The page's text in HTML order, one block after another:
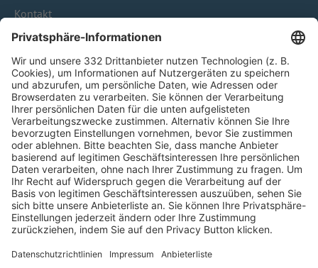
Kontakt
HÄUFIG BESUCHTE SEITEN
Pässe und Vereinswechsel
Trainerausbildung
Schulungsangebot Vereinsmitarbeiter
BFV-Geschäftsstellen
Trainerbörse
Login SpielPlus
FOLGE DEM BFV